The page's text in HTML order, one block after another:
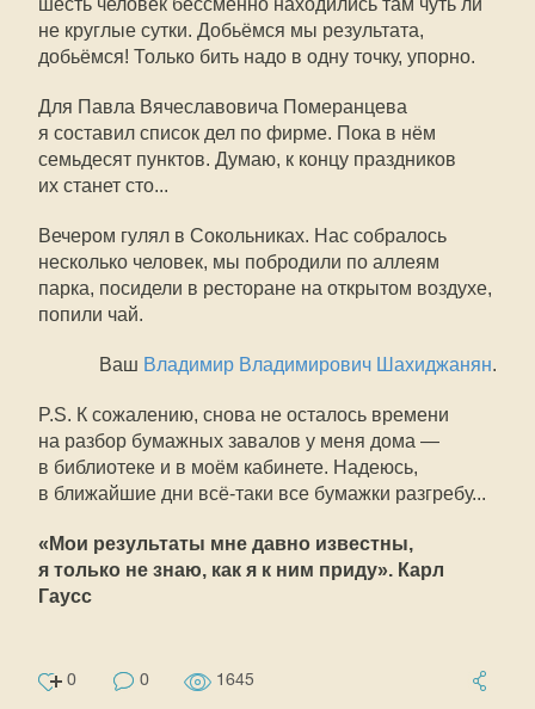
шесть человек бессменно находились там чуть ли
не круглые сутки. Добьёмся мы результата,
добьёмся! Только бить надо в одну точку, упорно.
Для Павла Вячеславовича Померанцева
я составил список дел по фирме. Пока в нём
семьдесят пунктов. Думаю, к концу праздников
их станет сто...
Вечером гулял в Сокольниках. Нас собралось
несколько человек, мы побродили по аллеям
парка, посидели в ресторане на открытом воздухе,
попили чай.
Ваш Владимир Владимирович Шахиджанян.
P.S. К сожалению, снова не осталось времени
на разбор бумажных завалов у меня дома —
в библиотеке и в моём кабинете. Надеюсь,
в ближайшие дни всё-таки все бумажки разгребу...
«Мои результаты мне давно известны,
я только не знаю, как я к ним приду». Карл
Гаусс
0 0 1645